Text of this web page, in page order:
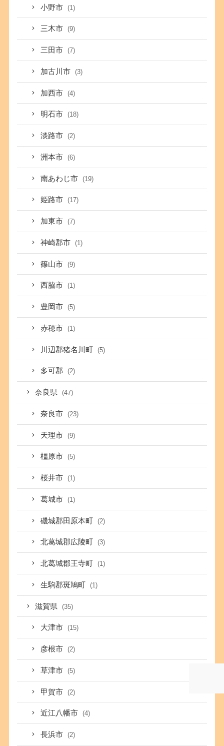
小野市 (1)
三木市 (9)
三田市 (7)
加古川市 (3)
加西市 (4)
明石市 (18)
淡路市 (2)
洲本市 (6)
南あわじ市 (19)
姫路市 (17)
加東市 (7)
神崎郡市 (1)
篠山市 (9)
西脇市 (1)
豊岡市 (5)
赤穂市 (1)
川辺郡猪名川町 (5)
多可郡 (2)
奈良県 (47)
奈良市 (23)
天理市 (9)
橿原市 (5)
桜井市 (1)
葛城市 (1)
磯城郡田原本町 (2)
北葛城郡広陵町 (3)
北葛城郡王寺町 (1)
生駒郡斑鳩町 (1)
滋賀県 (35)
大津市 (15)
彦根市 (2)
草津市 (5)
甲賀市 (2)
近江八幡市 (4)
長浜市 (2)